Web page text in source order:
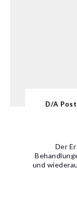
D/A
Der
und